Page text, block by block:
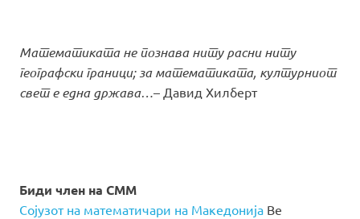
Математиката не познава ниту расни ниту
географски граници; за математиката, културниот
свет е една држава…– Давид Хилберт
Биди член на СММ
Сојузот на математичари на Македонија Ве